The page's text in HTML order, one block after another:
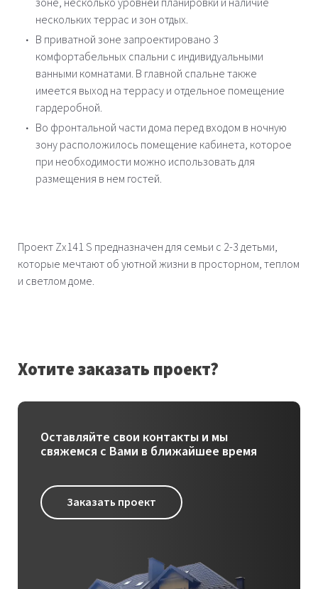
нескольких террас и зон отдых.
В приватной зоне запроектировано 3
комфортабельных спальни с индивидуальными
ванными комнатами. В главной спальне также
имеется выход на террасу и отдельное помещение
гардеробной.
Во фронтальной части дома перед входом в ночную
зону расположилось помещение кабинета, которое
при необходимости можно использовать для
размещения в нем гостей.
Проект Zx141 S предназначен для семьи с 2-3 детьми,
которые мечтают об уютной жизни в просторном, теплом
и светлом доме.
Хотите заказать проект?
Оставляйте свои контакты и мы
свяжемся с Вами в ближайшее время
Заказать проект